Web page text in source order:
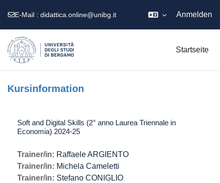
E-Mail : didattica.online@unibg.it Anmelden
Startseite
Kursinformation
Soft and Digital Skills (2° anno Laurea Triennale in
Economia) 2024-25
Trainer/in: Raffaele ARGIENTO
Trainer/in: Michela Cameletti
Trainer/in: Stefano CONIGLIO